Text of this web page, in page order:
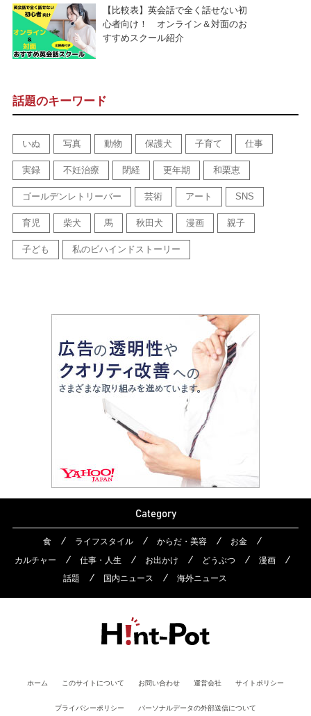
【比較表】英会話で全く話せない初
心者向け！ オンライン＆対面のお
すすめスクール紹介
話題のキーワード
いぬ 写真 動物 保護犬 子育て 仕事
実録 不妊治療 閉経 更年期 和栗恵
ゴールデンレトリーバー 芸術 アート SNS
育児 柴犬 馬 秋田犬 漫画 親子
子ども 私のビハインドストーリー
Category
食 ライフスタイル からだ・美容
お金
カルチャー
仕事・人生 お出かけ どうぶつ
漫画
話題
国内ニュース 海外ニュース
ホーム このサイトについて お問い合わせ 運営会社 サイトポリシー
プライバシーポリシー パーソナルデータの外部送信について